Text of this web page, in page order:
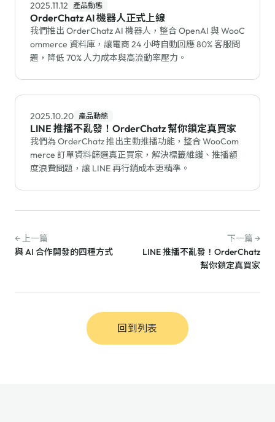
2025.11.12 產品動態
OrderChatz AI 機器人正式上線
我們推出 OrderChatz AI 機器人，整合 OpenAI 與 WooC
ommerce 資料庫，讓電商 24 小時自動回應 80% 客服問
題，降低 70% 人力成本與高流動率壓力。
2025.10.20 產品動態
LINE 推播不亂發！OrderChatz 幫你鎖定真買家
我們為 OrderChatz 推出主動推播功能，整合 WooCom
merce 訂單資料篩選真正買家，解決標籤維護、推播額
度浪費問題，讓 LINE 再行銷成本更精準。
← 上一篇
與 AI 合作開發的四種方式
下一篇 →
LINE 推播不亂發！OrderChatz
幫你鎖定真買家
回到列表